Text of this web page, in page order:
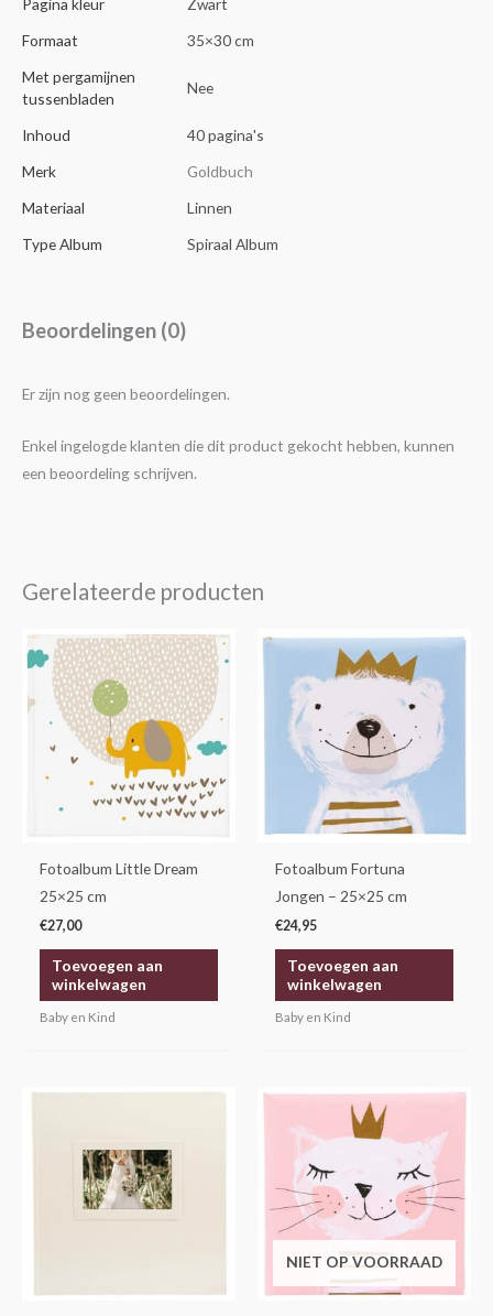
Pagina kleur
Zwart
Formaat
35×30 cm
Met pergamijnen
tussenbladen
Nee
Inhoud
40 pagina's
Merk
Goldbuch
Materiaal
Linnen
Type Album
Spiraal Album
Beoordelingen (0)
Er zijn nog geen beoordelingen.
Enkel ingelogde klanten die dit product gekocht hebben, kunnen
een beoordeling schrijven.
Gerelateerde producten
Fotoalbum Little Dream
25×25 cm
€27,00
Toevoegen aan
winkelwagen
Baby en Kind
Fotoalbum Fortuna
Jongen – 25×25 cm
€24,95
Toevoegen aan
winkelwagen
Baby en Kind
NIET OP VOORRAAD